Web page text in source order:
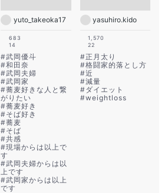
yuto_takeoka17
683
14
#武岡優斗
#和田奈
#武岡夫婦
#武岡家
#蕎麦好きな人と繋
がりたい
#蕎麦好き
#そば好き
#蕎麦
#そば
#共感
#現場からは以上で
す
#武岡夫婦からは以
上です
#武岡家からは以上
です
yasuhiro.kido
1,570
22
#正月太り
#格闘家的落とし方
#近
#減量
#ダイエット
#weightloss